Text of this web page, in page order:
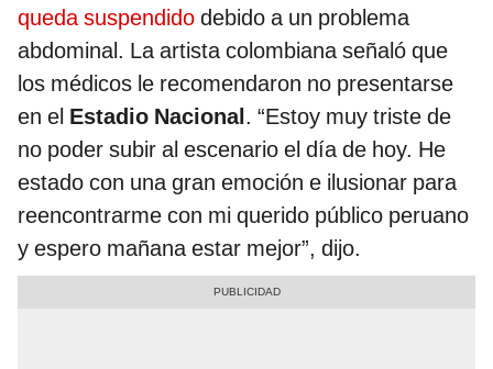
queda suspendido debido a un problema
abdominal. La artista colombiana señaló que
los médicos le recomendaron no presentarse
en el Estadio Nacional. “Estoy muy triste de
no poder subir al escenario el día de hoy. He
estado con una gran emoción e ilusionar para
reencontrarme con mi querido público peruano
y espero mañana estar mejor”, dijo.